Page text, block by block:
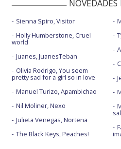
NOVEDADES
Sienna Spiro, Visitor
Holly Humberstone, Cruel
world
Juanes, JuanesTeban
Olivia Rodrigo, You seem
pretty sad for a girl so in love
Manuel Turizo, Apambichao
Nil Moliner, Nexo
Julieta Venegas, Norteña
The Black Keys, Peaches!